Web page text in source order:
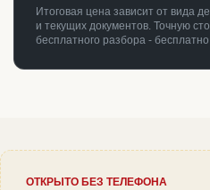
Итоговая цена зависит от вида
и текущих документов. Точную
бесплатного разбора -
ОТКРЫТО БЕЗ ТЕЛЕФОНА